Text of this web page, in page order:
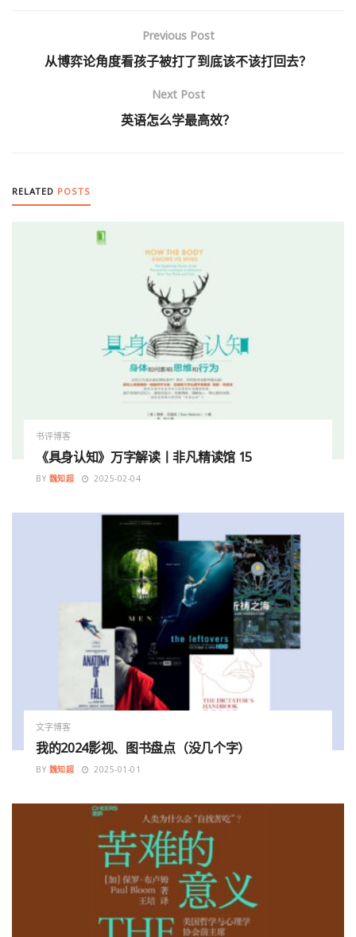
Previous Post
从博弈论角度看孩子被打了到底该不该打回去？
Next Post
英语怎么学最高效？
RELATED POSTS
书评博客
《具身认知》万字解读丨非凡精读馆 15
BY 魏知超 2025-02-04
文字博客
我的2024影视、图书盘点（没几个字）
BY 魏知超 2025-01-01